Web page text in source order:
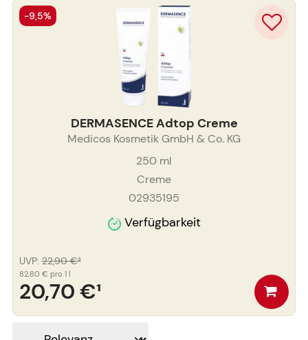
DERMASENCE Adtop Creme
Medicos Kosmetik GmbH & Co. KG
250 ml
Creme
02935195
Verfügbarkeit
20,70 €¹
UVP: 22,90 €³
82,80 € pro 1 l
-9,5%